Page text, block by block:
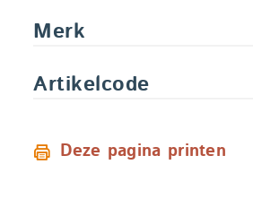
Merk
Artikelcode
Deze pagina printen